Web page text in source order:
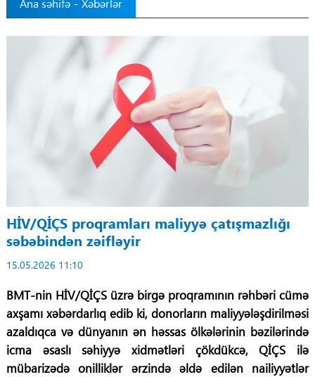
Ana səhifə - Xəbərlər
HİV/QİÇS proqramları maliyyə çatışmazlığı
səbəbindən zəifləyir
15.05.2026 11:10
BMT-nin HİV/QİÇS üzrə birgə proqramının rəhbəri cümə
axşamı xəbərdarlıq edib ki, donorların maliyyələşdirilməsi
azaldıqca və dünyanın ən həssas ölkələrinin bəzilərində
icma əsaslı səhiyyə xidmətləri çökdükcə, QİÇS ilə
mübarizədə onilliklər ərzində əldə edilən nailiyyətlər
Tibbi maarifləndirmə
Mühüm hadisələr
COVID-19